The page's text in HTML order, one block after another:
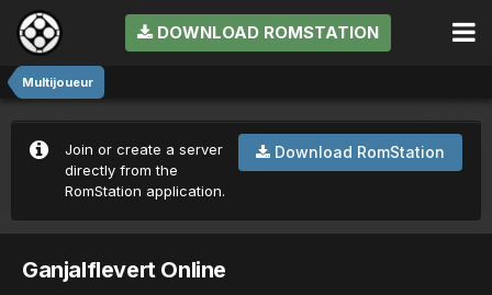
DOWNLOAD ROMSTATION
Multijoueur
Download RomStation
Join or create a server
directly from the
RomStation application.
Ganjalflevert Online